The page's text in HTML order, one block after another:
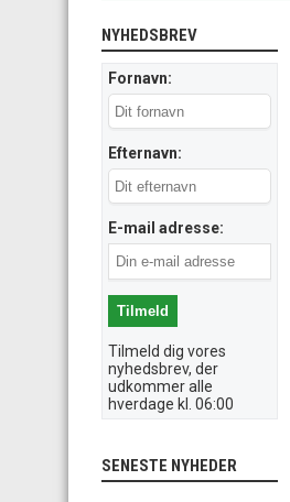
NYHEDSBREV
Fornavn:
Efternavn:
E-mail adresse:
Tilmeld dig vores
nyhedsbrev, der
udkommer alle
hverdage kl. 06:00
SENESTE NYHEDER